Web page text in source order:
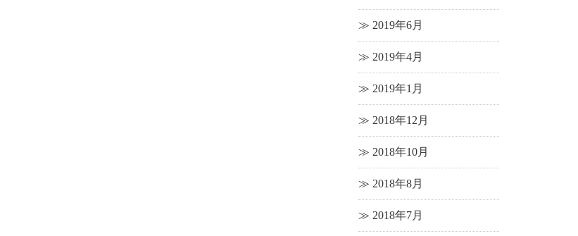
2019年6月
2019年4月
2019年1月
2018年12月
2018年10月
2018年8月
2018年7月